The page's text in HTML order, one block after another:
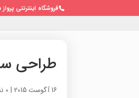
فروشگاه اینترنتی پرواز 09128501125 / 02122691010
طراحی
16 آگوست 2015 | 0 نظر